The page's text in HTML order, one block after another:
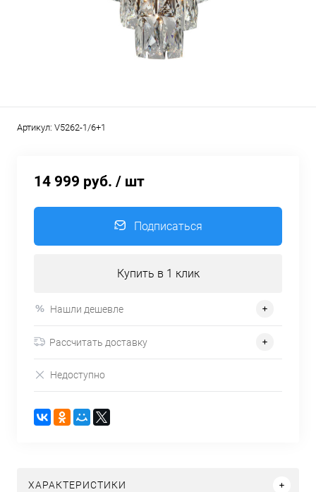
Артикул: V5262-1/6+1
14 999 руб. / шт
Подписаться
Купить в 1 клик
Нашли дешевле
Рассчитать доставку
Недоступно
ХАРАКТЕРИСТИКИ